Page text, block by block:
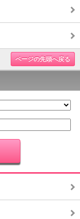
ページの先頭へ戻る